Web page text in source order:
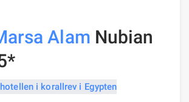
Alam Nubian